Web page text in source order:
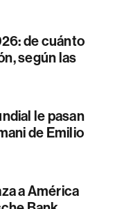
de cuánto
según las
le pasan
de Emilio
a América